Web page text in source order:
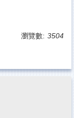
瀏覽數: 3504